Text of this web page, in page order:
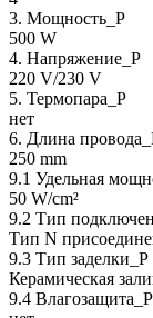
3. Мощность_P
500 W
4. Напряжение_P
220 V/230 V
5. Термопара_P
нет
6. Длина
250 mm
9.1 Удельная
50 W/cm²
9.2 Тип
Тип N
9.3 Тип заделки_Р
Керамическая
9.4 Влагозащита_Р